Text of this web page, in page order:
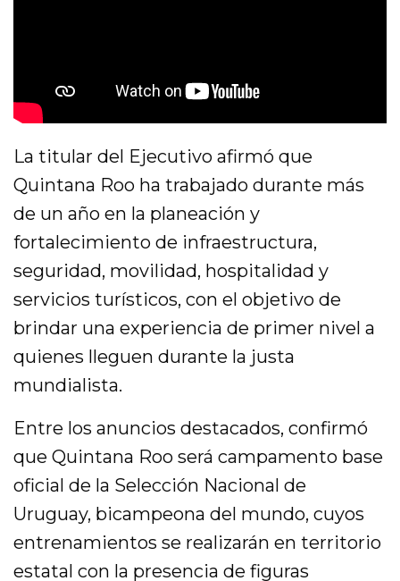
La titular del Ejecutivo afirmó que
Quintana Roo ha trabajado durante más
de un año en la planeación y
fortalecimiento de infraestructura,
seguridad, movilidad, hospitalidad y
servicios turísticos, con el objetivo de
brindar una experiencia de primer nivel a
quienes lleguen durante la justa
mundialista.
Entre los anuncios destacados, confirmó
que Quintana Roo será campamento base
oficial de la Selección Nacional de
Uruguay, bicampeona del mundo, cuyos
entrenamientos se realizarán en territorio
estatal con la presencia de figuras